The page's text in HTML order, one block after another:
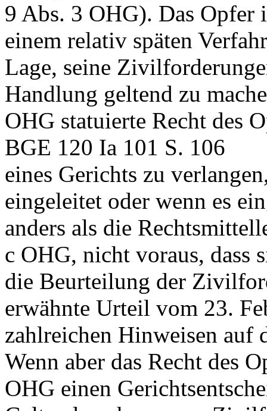
9 Abs. 3 OHG). Das Opfer
einem relativ späten
Lage, seine
Handlung geltend zu
OHG statuierte Recht des
BGE 120 Ia 101 S. 106
eines Gerichts zu
eingeleitet oder wenn es
anders als die
c OHG, nicht voraus, dass
die Beurteilung der
erwähnte Urteil vom 23.
zahlreichen Hinweisen auf
Wenn aber das Recht des
OHG einen